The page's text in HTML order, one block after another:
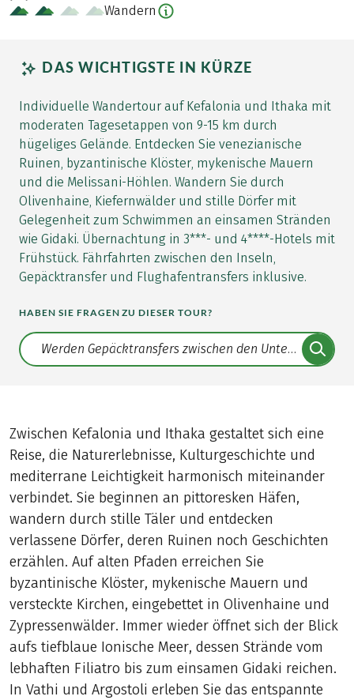
Wandern
DAS WICHTIGSTE IN KÜRZE
Individuelle Wandertour auf Kefalonia und Ithaka mit
moderaten Tagesetappen von 9-15 km durch
hügeliges Gelände. Entdecken Sie venezianische
Ruinen, byzantinische Klöster, mykenische Mauern
und die Melissani-Höhlen. Wandern Sie durch
Olivenhaine, Kiefernwälder und stille Dörfer mit
Gelegenheit zum Schwimmen an einsamen Stränden
wie Gidaki. Übernachtung in 3***- und 4****-Hotels mit
Frühstück. Fährfahrten zwischen den Inseln,
Gepäcktransfer und Flughafentransfers inklusive.
HABEN SIE FRAGEN ZU DIESER TOUR?
Translate: a11y.faq.search
Zwischen Kefalonia und Ithaka gestaltet sich eine
Reise, die Naturerlebnisse, Kulturgeschichte und
mediterrane Leichtigkeit harmonisch miteinander
verbindet. Sie beginnen an pittoresken Häfen,
wandern durch stille Täler und entdecken
verlassene Dörfer, deren Ruinen noch Geschichten
erzählen. Auf alten Pfaden erreichen Sie
byzantinische Klöster, mykenische Mauern und
versteckte Kirchen, eingebettet in Olivenhaine und
Zypressenwälder. Immer wieder öffnet sich der Blick
aufs tiefblaue Ionische Meer, dessen Strände vom
lebhaften Filiatro bis zum einsamen Gidaki reichen.
In Vathi und Argostoli erleben Sie das entspannte